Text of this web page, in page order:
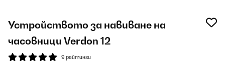
Устройството за навиване на
часовници Verdon 12
9 рейтинги